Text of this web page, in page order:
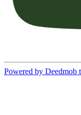
Powered by Deedmob